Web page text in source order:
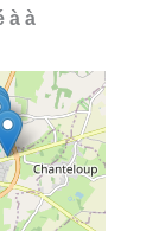
à à